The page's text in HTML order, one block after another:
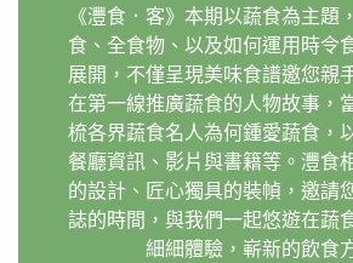
《灃食．客》本期以蔬食為主題
食、全食物、以及如何運用時令
展開，不僅呈現美味食譜邀您親
在第一線推廣蔬食的人物故事，
梳各界蔬食名人為何鍾愛蔬食，
餐廳資訊、影片與書籍等。灃食
的設計、匠心獨具的裝幀，邀請
誌的時間，與我們一起悠遊在蔬
細細體驗，嶄新的飲食